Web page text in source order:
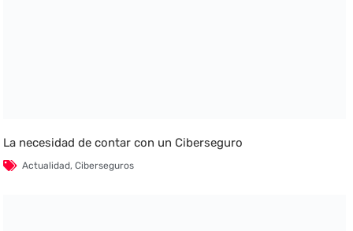
La necesidad de contar con un Ciberseguro
Actualidad,Ciberseguros